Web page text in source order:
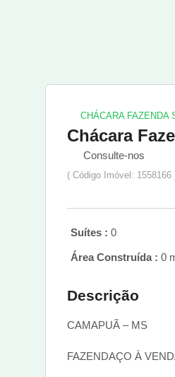
CHÁCARA FAZENDA
Chácara
Consulte-nos
( Código Imóvel: 1558166
Suítes : 0
Área Construída : 0
Descrição
CAMAPUÃ – MS
FAZENDAÇO À